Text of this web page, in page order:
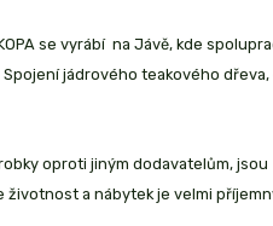
se vyrábí na Jávě, kde
Spojení jádrového teakového
oproti jiným dodavatelům,
životnost a nábytek je velmi